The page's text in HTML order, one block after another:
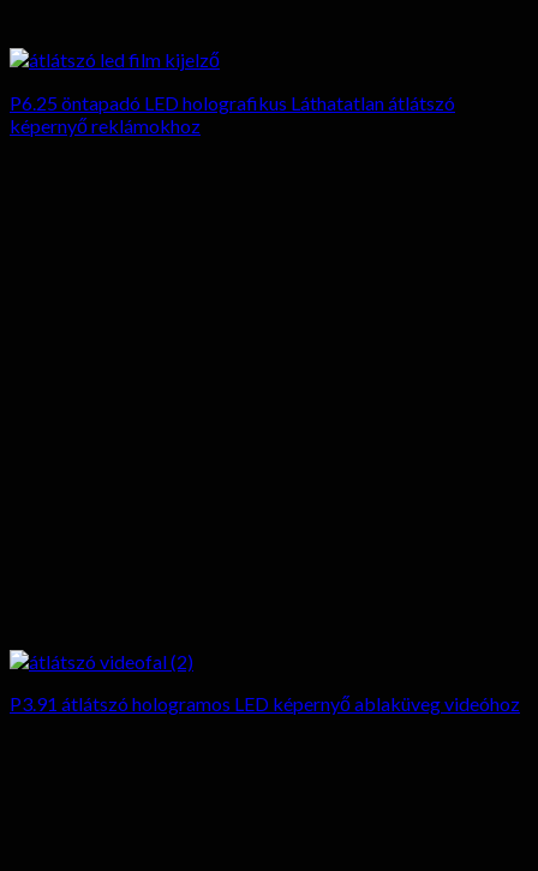
P6.25 öntapadó LED holografikus Láthatatlan átlátszó
képernyő reklámokhoz
P3.91 átlátszó hologramos LED képernyő ablaküveg videóhoz